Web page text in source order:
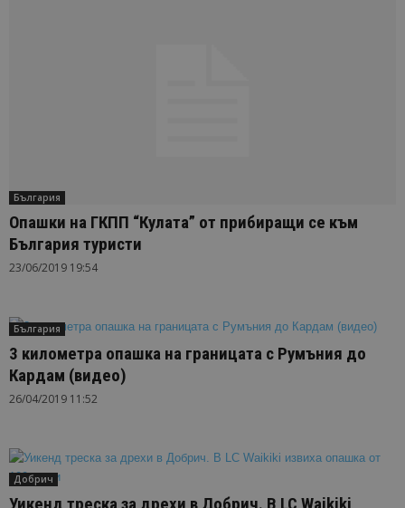
България
Опашки на ГКПП “Кулата” от прибиращи се към
България туристи
23/06/2019 19:54
България
3 километра опашка на границата с Румъния до
Кардам (видео)
26/04/2019 11:52
Добрич